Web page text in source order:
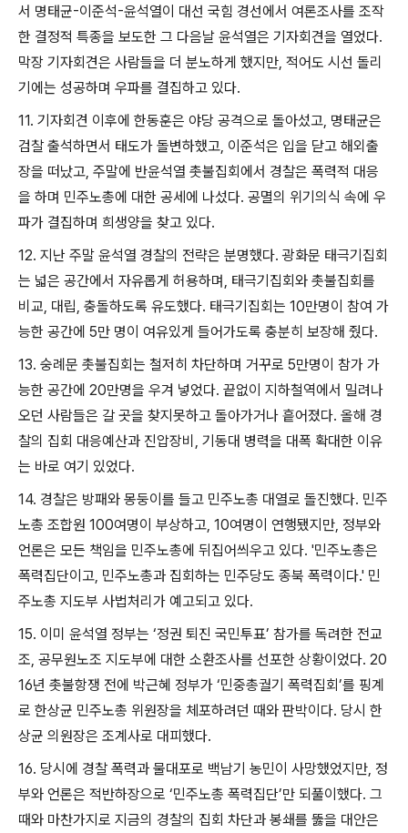
서 명태균-이준석-윤석열이 대선 국힘 경선에서 여론조사를 조작
한 결정적 특종을 보도한 그 다음날 윤석열은 기자회견을 열었다.
막장 기자회견은 사람들을 더 분노하게 했지만, 적어도 시선 돌리
기에는 성공하며 우파를 결집하고 있다.
11. 기자회견 이후에 한동훈은 야당 공격으로 돌아섰고, 명태균은
검찰 출석하면서 태도가 돌변하했고, 이준석은 입을 닫고 해외출
장을 떠났고, 주말에 반윤석열 촛불집회에서 경찰은 폭력적 대응
을 하며 민주노총에 대한 공세에 나섰다. 공멸의 위기의식 속에 우
파가 결집하며 희생양을 찾고 있다.
12. 지난 주말 윤석열 경찰의 전략은 분명했다.광화문 태극기집회
는 넓은 공간에서 자유롭게 허용하며, 태극기집회와 촛불집회를
비교, 대립, 충돌하도록 유도했다. 태극기집회는 10만명이 참여 가
능한 공간에 5만 명이 여유있게 들어가도록 충분히 보장해 줬다.
13. 숭례문 촛불집회는 철저히 차단하며 거꾸로 5만명이 참가 가
능한 공간에 20만명을 우겨 넣었다. 끝없이 지하철역에서 밀려나
오던 사람들은 갈 곳을 찾지못하고 돌아가거나 흩어졌다. 올해 경
찰의 집회 대응예산과 진압장비 , 기동대 병력을 대폭 확대한 이유
는 바로 여기 있었다.
14. 경찰은 방패와 몽둥이를 들고 민주노총 대열로 돌진했다. 민주
노총 조합원 100여명이 부상하고, 10여명이 연행됐지만, 정부와
언론은 모든 책임을 민주노총에 뒤집어씌우고 있다. '민주노총은
폭력집단이고, 민주노총과 집회하는 민주당도 종북 폭력이다.' 민
주노총 지도부 사법처리가 예고되고 있다.
15. 이미 윤석열 정부는 ‘정권 퇴진 국민투표’ 참가를 독려한 전교
조, 공무원노조 지도부에 대한 소환조사를 선포한 상황이었다. 20
16년 촛불항쟁 전에 박근혜 정부가 ‘민중총궐기 폭력집회 ’를 핑계
로 한상균 민주노총 위원장을 체포하려던 때와 판박이다. 당시 한
상균 의원장은 조계사로 대피했다.
16. 당시에 경찰 폭력과 물대포로 백남기 농민이 사망했었지만, 정
부와 언론은 적반하장으로 ‘민주노총 폭력집단’만 되풀이했다. 그
때와 마찬가지로 지금의 경찰의 집회 차단과 봉쇄를 뚫을 대안은